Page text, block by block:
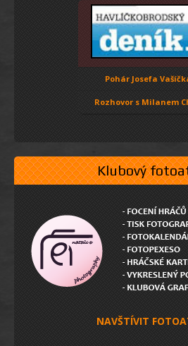
Pohár Josefa
Rozhovor s Milanem
Klubový
NAVŠTÍVIT